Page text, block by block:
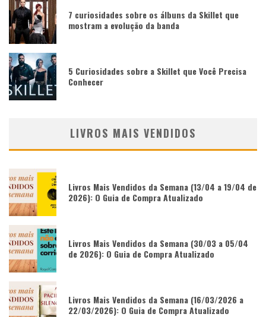
7 curiosidades sobre os álbuns da Skillet que
mostram a evolução da banda
5 Curiosidades sobre a Skillet que Você Precisa
Conhecer
LIVROS MAIS VENDIDOS
Livros Mais Vendidos da Semana (13/04 a 19/04 de
2026): O Guia de Compra Atualizado
Livros Mais Vendidos da Semana (30/03 a 05/04
de 2026): O Guia de Compra Atualizado
Livros Mais Vendidos da Semana (16/03/2026 a
22/03/2026): O Guia de Compra Atualizado